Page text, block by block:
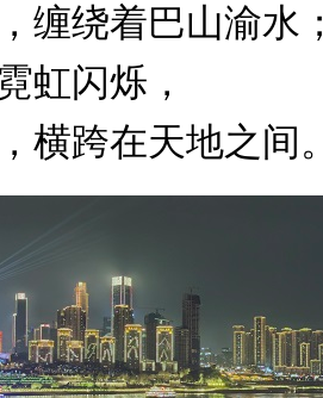
缠绕着巴山渝水；
虹闪烁，
横跨在天地之间。